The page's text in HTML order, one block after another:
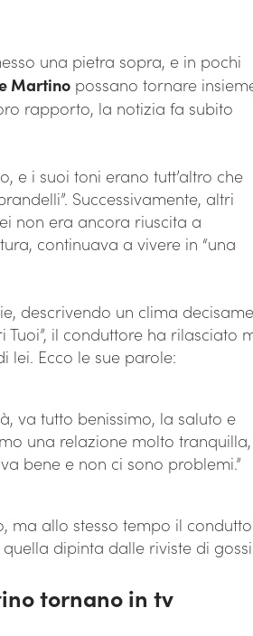
una pietra sopra, e in pochi
Martino possano tornare
rapporto, la notizia fa subito
e i suoi toni erano tutt’altro che
Successivamente, altri
non era ancora riuscita a
continuava a vivere in “una
descrivendo un clima
il conduttore ha rilasciato
lei. Ecco le sue parole:
va tutto benissimo, la saluto e
una relazione molto tranquilla,
bene e non ci sono problemi.”
ma allo stesso tempo il
dipinta dalle riviste di
tornano in tv